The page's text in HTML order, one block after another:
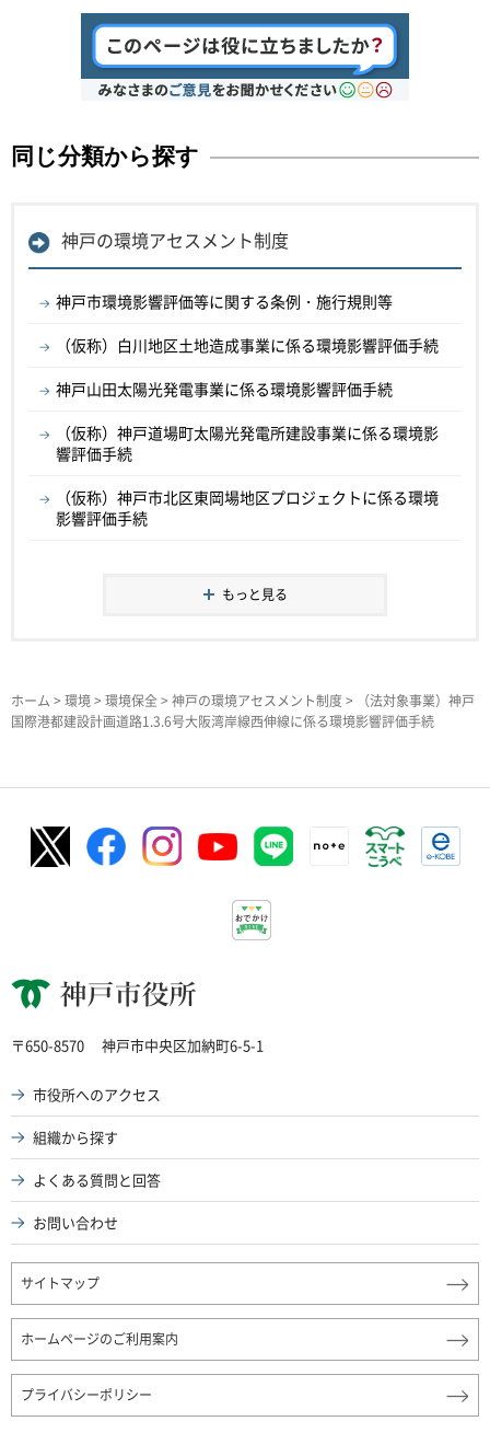
同じ分類から探す
神戸の環境アセスメント制度
神戸市環境影響評価等に関する条例・施行規則等
（仮称）白川地区土地造成事業に係る環境影響評価手続
神戸山田太陽光発電事業に係る環境影響評価手続
（仮称）神戸道場町太陽光発電所建設事業に係る環境影
響評価手続
（仮称）神戸市北区東岡場地区プロジェクトに係る環境
影響評価手続
もっと見る
ホーム > 環境> 環境保全 > 神戸の環境アセスメント制度 > （法対象事業）神戸
国際港都建設計画道路1.3.6号大阪湾岸線西伸線に係る環境影響評価手続
神戸市役所
〒650-8570 神戸市中央区加納町6-5-1
市役所へのアクセス
組織から探す
よくある質問と回答
お問い合わせ
サイトマップ
ホームページのご利用案内
プライバシーポリシー